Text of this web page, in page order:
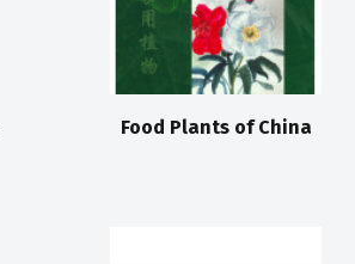
Food Plants of China